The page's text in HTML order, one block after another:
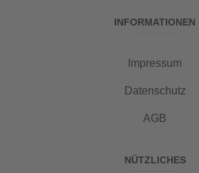
INFORMATIONEN
Impressum
Datenschutz
AGB
NÜTZLICHES